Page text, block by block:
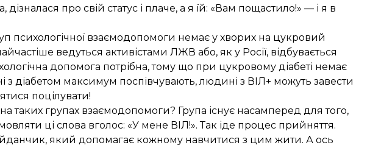
про свій статус і плаче, а я їй: «Вам пощастило!» — і я в
психологічної взаємодопомоги немає у хворих на цукровий
ведуться активістами ЛЖВ або, як у Росії, відбувається
допомога потрібна, тому що при цукровому діабеті немає
з діабетом максимум поспівчувають, людині з ВІЛ+ можуть завести
поцілувати!
на таких групах взаємодопомоги? Група існує насамперед для того,
ці слова вголос: «У мене ВІЛ!». Так іде процес прийняття.
який допомагає кожному навчитися з цим жити. А ось